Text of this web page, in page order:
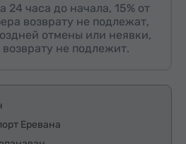
24 часа до начала, 15% от
возврату не подлежат,
отмены или неявки,
не подлежит.
Еревана